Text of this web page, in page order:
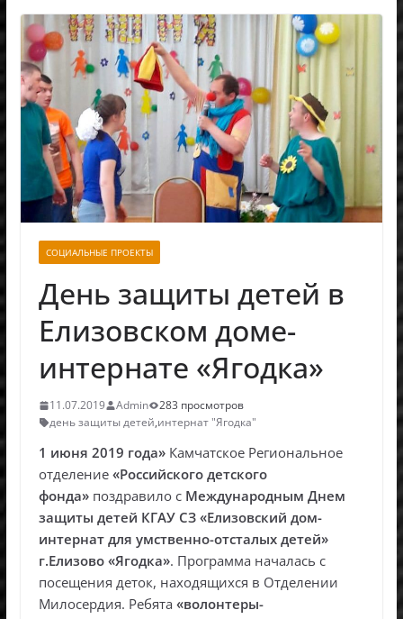
СОЦИАЛЬНЫЕ ПРОЕКТЫ
День защиты детей в
Елизовском доме-
интернате «Ягодка»
11.07.2019 Admin
283 просмотров
день защиты детей,интернат "Ягодка"
1 июня 2019 года»Камчатское Региональное
отделение «Российского детского
фонда»поздравило с Международным Днем
защиты детей КГАУ СЗ «Елизовский дом-
интернат для умственно-отсталых детей»
г.Елизово «Ягодка». Программа началась с
посещения деток, находящихся в Отделении
Милосердия. Ребята «волонтеры-